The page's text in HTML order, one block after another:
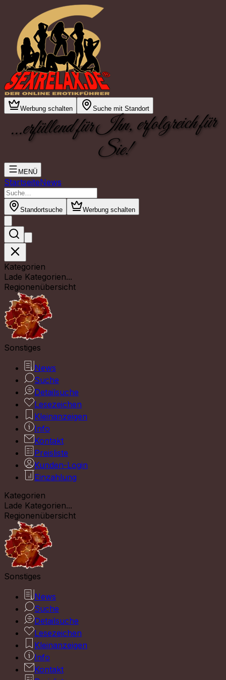
Werbung schalten Suche mit Standort
...erfüllend für Ihn, erfolgreich für
Sie!
MENÜ
StartseiteNews
Standortsuche Werbung schalten
Kategorien
Lade Kategorien...
Regionenübersicht
Sonstiges
News
Suche
Detailsuche
Lesezeichen
Kleinanzeigen
Info
Kontakt
Preisliste
Kunden-Login
Einzahlung
Kategorien
Lade Kategorien...
Regionenübersicht
Sonstiges
News
Suche
Detailsuche
Lesezeichen
Kleinanzeigen
Info
Kontakt